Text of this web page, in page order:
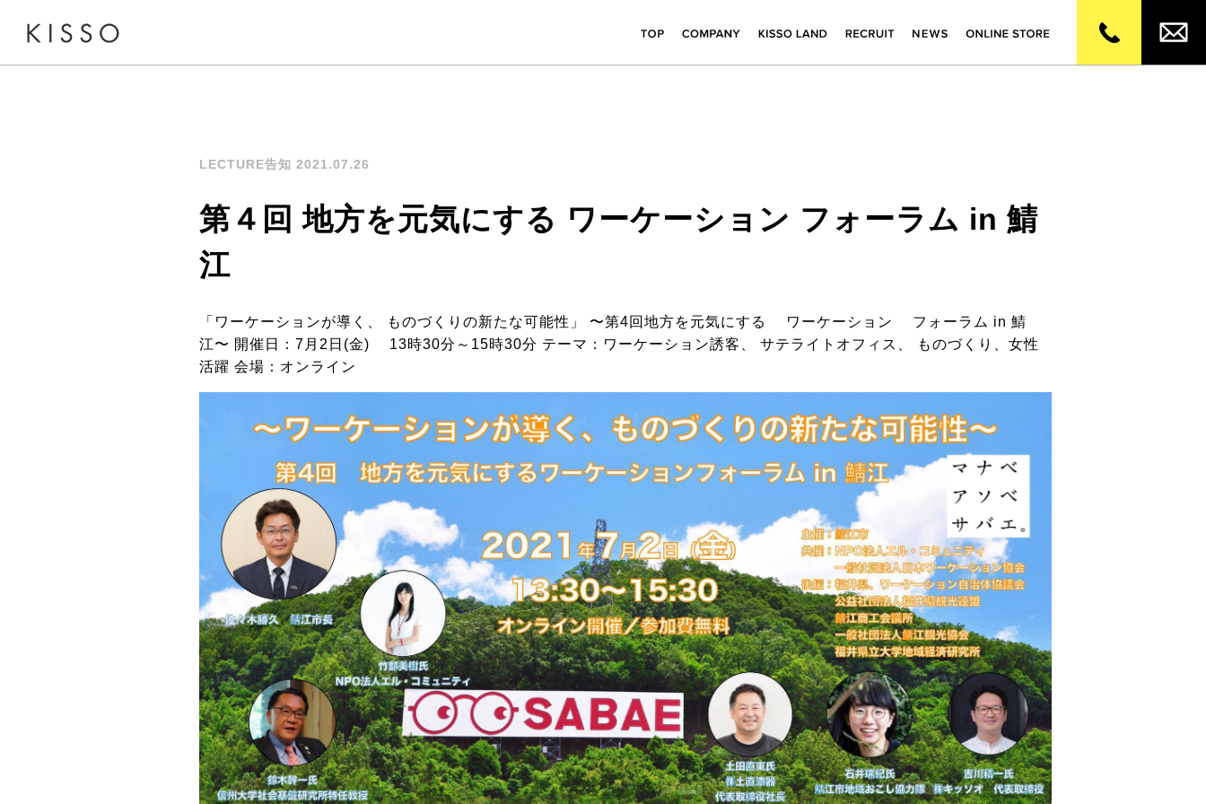
LECTURE告知 2021.07.26
第４回 地方を元気にする ワーケーション フォーラム in 鯖
江
「ワーケーションが導く、 ものづくりの新たな可能性」 〜第4回地方を元気にする ワーケーション フォーラム in 鯖
江〜 開催日：7月2日(金) 13時30分～15時30分 テーマ：ワーケーション誘客、 サテライトオフィス、 ものづくり、女性
活躍 会場：オンライン